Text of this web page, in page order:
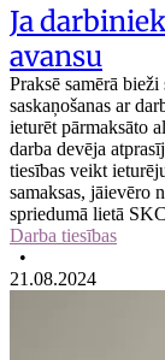
Ja
avansu
Praksē samērā
saskaņošanas ar
ieturēt pārmaksāto
darba devēja
tiesības veikt
samaksas, jāievēro
spriedumā lietā
Darba tiesības
•
21.08.2024